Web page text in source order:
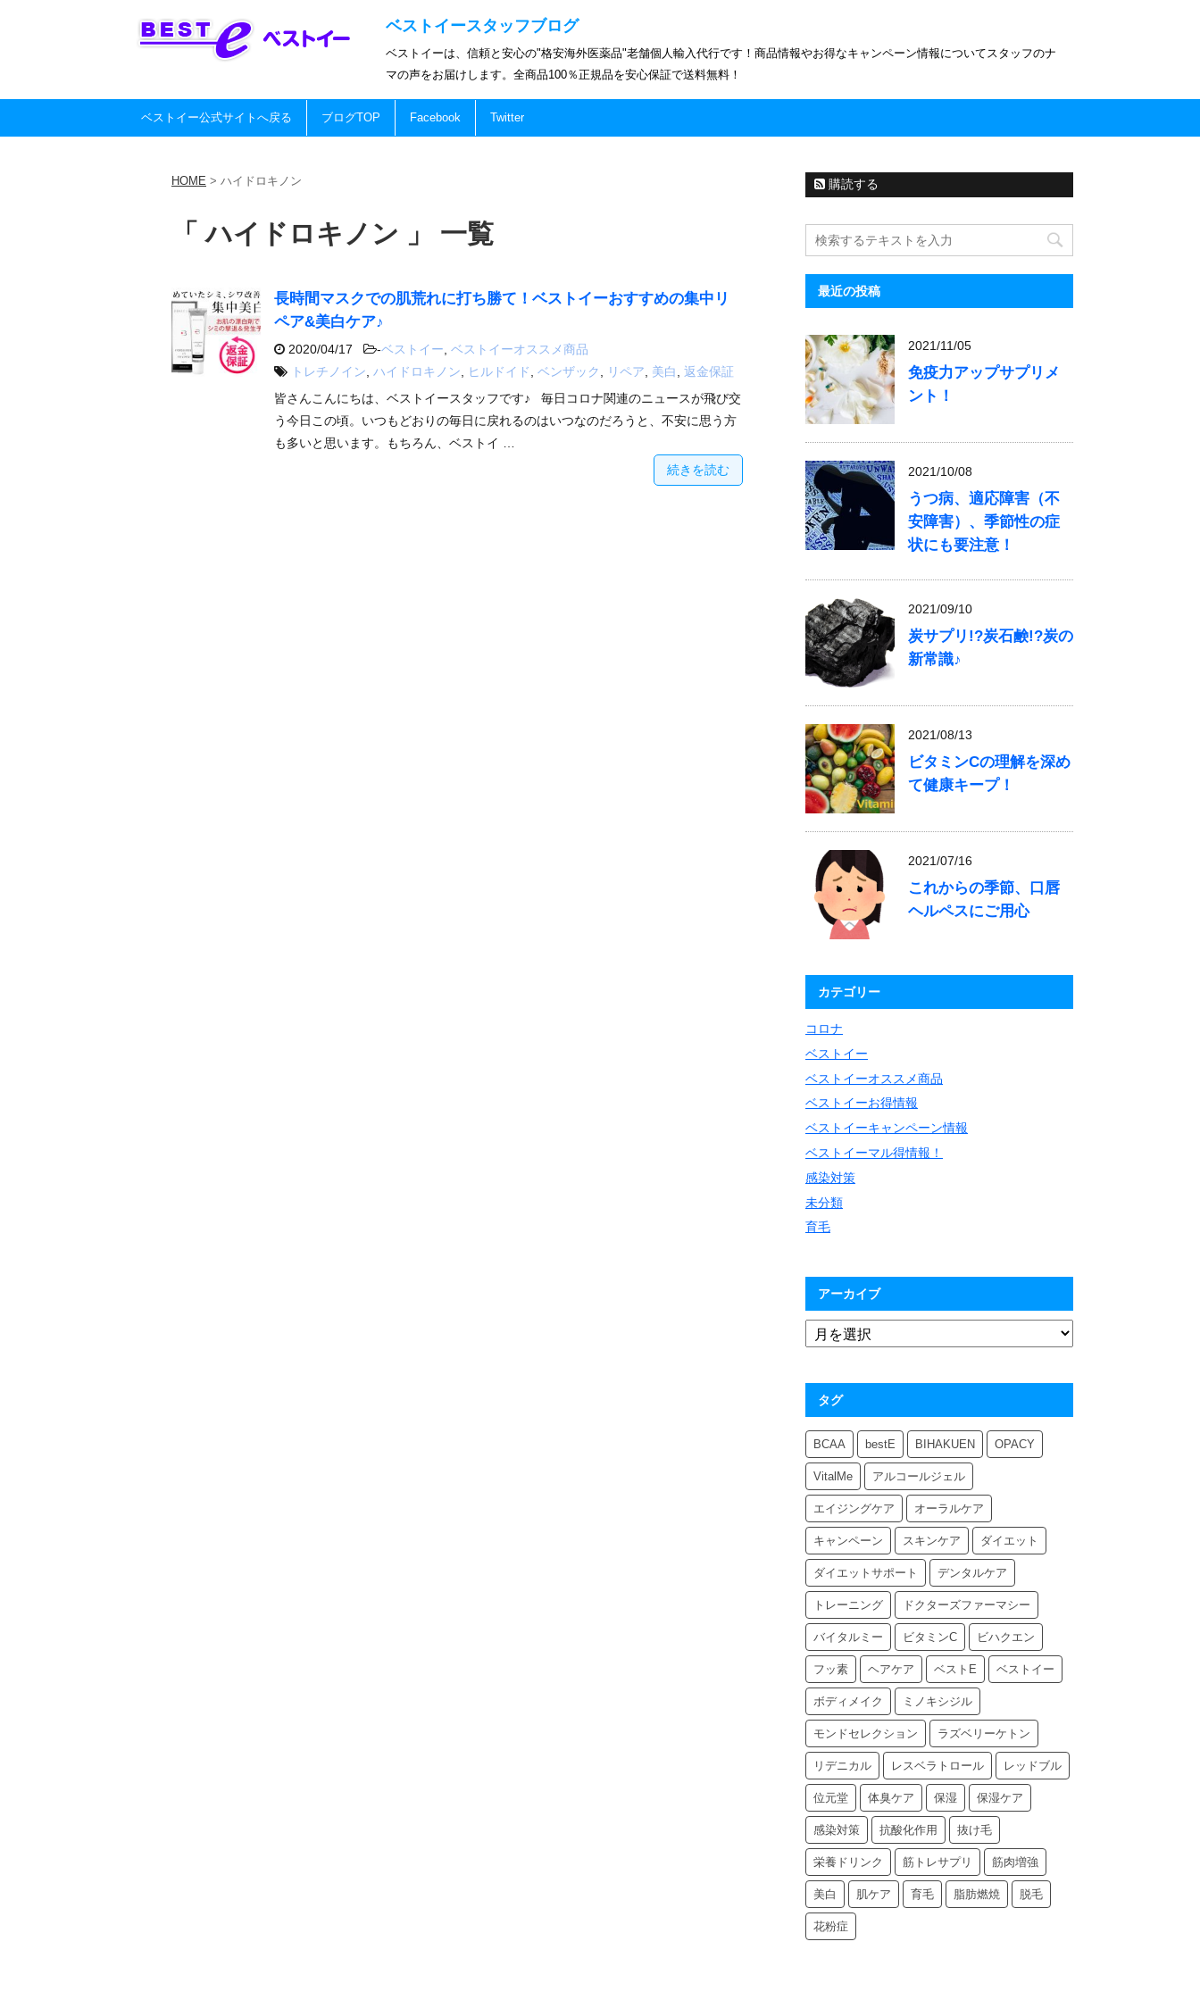
ベストイースタッフブログ
ベストイーは、信頼と安心の"格安海外医薬品"老舗個人輸入代行です！商品情報やお得なキャンペーン情報についてスタッフのナ
マの声をお届けします。全商品100％正規品を安心保証で送料無料！
ベストイー公式サイトへ戻る ブログTOP Facebook Twitter
HOME > ハイドロキノン
「 ハイドロキノン 」 一覧
長時間マスクでの肌荒れに打ち勝て！ベストイーおすすめの集中リ
ペア&美白ケア♪
2020/04/17 -ベストイー ベストイーオススメ商品
トレチノイン ハイドロキノン ヒルドイド ベンザック リペア 美白
返金保証
皆さんこんにちは、ベストイースタッフです♪ 毎日コロナ関連のニュースが飛び交
う今日この頃。いつもどおりの毎日に戻れるのはいつなのだろうと、不安に思う方
も多いと思います。もちろん、ベストイ …
続きを読む
購読する
最近の投稿
2021/11/05
免疫力アップサプリメ
ント！
2021/10/08
うつ病、適応障害（不
安障害）、季節性の症
状にも要注意！
2021/09/10
炭サプリ!?炭石鹸!?炭の
新常識♪
2021/08/13
ビタミンCの理解を深め
て健康キープ！
2021/07/16
これからの季節、口唇
ヘルペスにご用心
カテゴリー
コロナ
ベストイー
ベストイーオススメ商品
ベストイーお得情報
ベストイーキャンペーン情報
ベストイーマル得情報！
感染対策
未分類
育毛
アーカイブ
タグ
BCAA bestE BIHAKUEN OPACY
VitalMe アルコールジェル
エイジングケア オーラルケア
キャンペーン スキンケア ダイエット
ダイエットサポート デンタルケア
トレーニング ドクターズファーマシー
バイタルミー ビタミンC ビハクエン
フッ素 ヘアケア ベストE ベストイー
ボディメイク ミノキシジル
モンドセレクション ラズベリーケトン
リデニカル レスベラトロール レッドブル
位元堂 体臭ケア 保湿 保湿ケア
感染対策 抗酸化作用 抜け毛
栄養ドリンク 筋トレサプリ 筋肉増強
美白 肌ケア 育毛 脂肪燃焼 脱毛
花粉症